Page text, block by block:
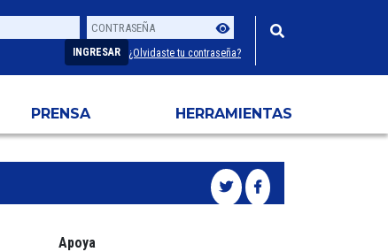
Usuario
Contraseña
INGRESAR ¿Olvidaste tu contraseña?
PRENSA HERRAMIENTAS
Apoya